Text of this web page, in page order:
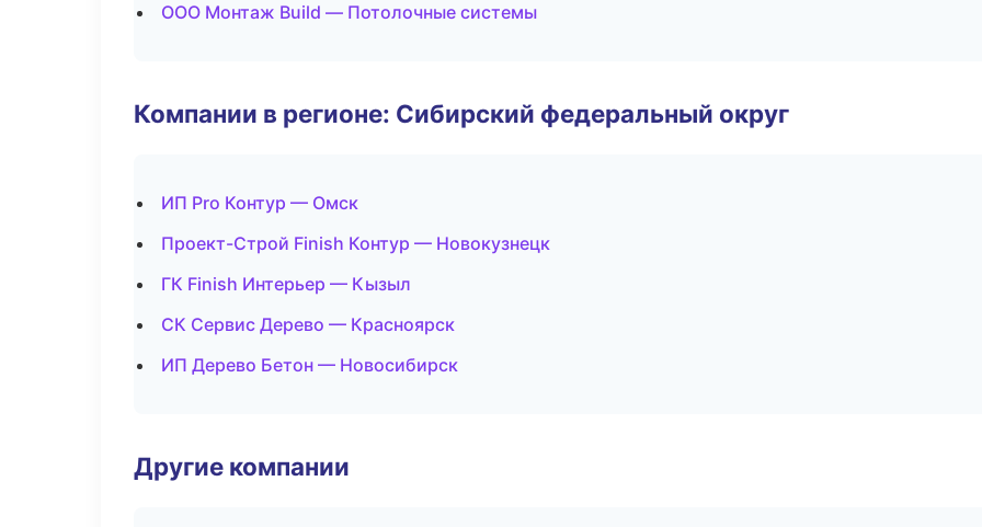
ООО Монтаж Build — Потолочные системы
Компании в регионе: Сибирский федеральный округ
ИП Pro Контур — Омск
Проект-Строй Finish Контур — Новокузнецк
ГК Finish Интерьер — Кызыл
СК Сервис Дерево — Красноярск
ИП Дерево Бетон — Новосибирск
Другие компании